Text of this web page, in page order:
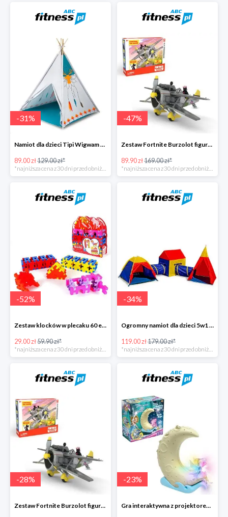
-31%
Namiot dla dzieci Tipi Wigwam -31%
89.00 zł129.00 zł*
*najniższa cena z 30 dni przed obniżką
-47%
Zestaw Fortnite Burzolot figurka -47%
89.90 zł169.00 zł*
*najniższa cena z 30 dni przed obniżką
-52%
Zestaw klocków w plecaku 60 elementów -52%
29.00 zł59.90 zł*
-34%
Ogromny namiot dla dzieci 5w1 labirynt -34%
119.00 zł179.00 zł*
-28%
Zestaw Fortnite Burzolot figurka+2 akcesoria -28%
-23%
Gra interaktywna z projektorem Magia Gwiazd -23%